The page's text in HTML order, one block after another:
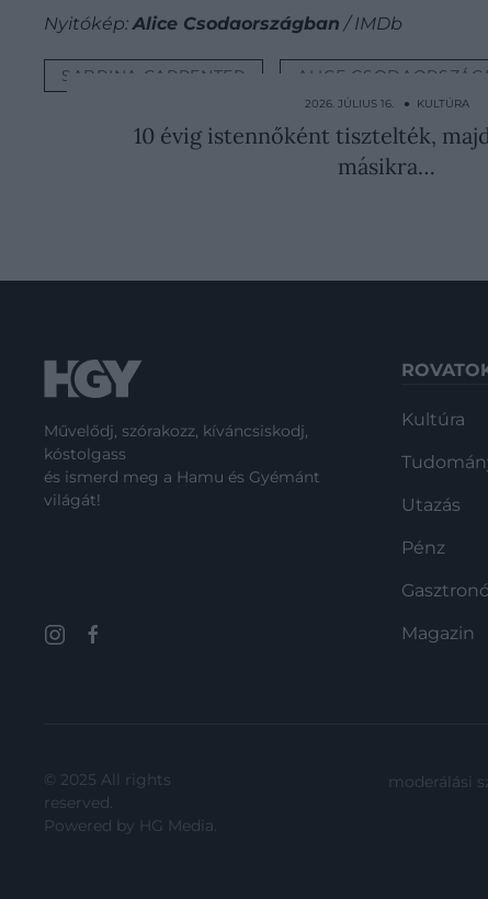
Nyitókép: Alice Csodaországban / IMDb
SABRINA CARPENTER ALICE
2026. JÚLIUS 16. ● KULTÚRA
10 évig istennőként tisztelték,
másikra…
Művelődj, szórakozz, kíváncsiskodj,
kóstolgass
és ismerd meg a Hamu és Gyémánt
világát!
Kultúra
Utazás
Pénz
Magazin
© 2025 All rights
reserved.
Powered by HG Media.
moderálási